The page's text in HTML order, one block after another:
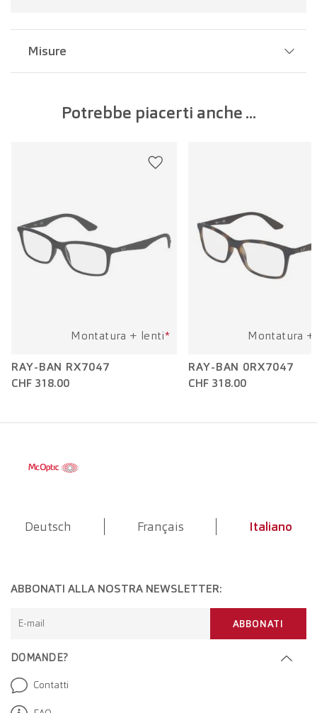
Misure
Larghezza della lente: 53 mm
Lunghezza dell'asta:
Potrebbe piacerti anche ...
Montatura + lenti*
RAY-BAN RX7047
CHF 318.00
Montatura
RAY-BAN 0RX7047
CHF 318.00
Deutsch Français Italiano
DOMANDE?
Contatti
ABBONATI ALLA NOSTRA NEWSLETTER:
E-mail ABBONATI